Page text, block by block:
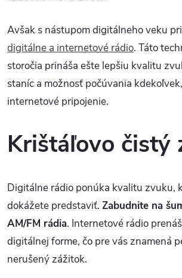
Avšak s nástupom digitálneho veku
digitálne a internetové rádio. Táto
storočia prináša ešte lepšiu kvalitu
staníc a možnosť počúvania
internetové pripojenie.
Krištáľovo čistý
Digitálne rádio ponúka kvalitu zvuku,
dokážete predstaviť. Zabudnite na
AM/FM rádia. Internetové rádio
digitálnej forme, čo pre vás znamená
nerušený zážitok.